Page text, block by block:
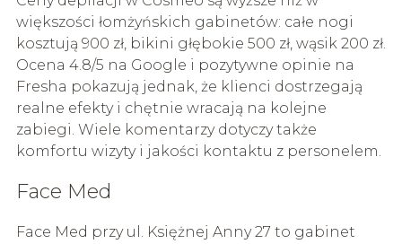
większości łomżyńskich gabinetów: całe nogi
kosztują 900 zł, bikini głębokie 500 zł, wąsik 200 zł.
Ocena 4.8/5 na Google i pozytywne opinie na
Fresha pokazują jednak, że klienci dostrzegają
realne efekty i chętnie wracają na kolejne
zabiegi. Wiele komentarzy dotyczy także
komfortu wizyty i jakości kontaktu z personelem.
Face Med
Face Med przy ul. Księżnej Anny 27 to gabinet